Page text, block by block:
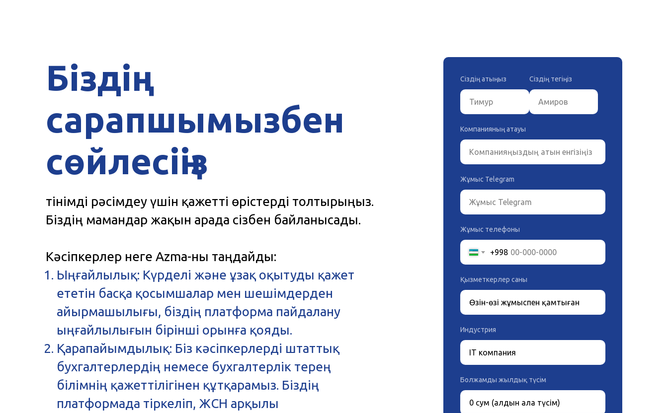
Біздің
сарапшымызбен
сөйлесіңіз
Өтінімді рәсімдеу үшін қажетті өрістерді толтырыңыз.
Біздің мамандар жақын арада сізбен байланысады.
Кәсіпкерлер неге Azma-ны таңдайды:
Ыңғайлылық: Күрделі және ұзақ оқытуды қажет
ететін басқа қосымшалар мен шешімдерден
айырмашылығы, біздің платформа пайдалану
ыңғайлылығын бірінші орынға қояды.
Қарапайымдылық: Біз кәсіпкерлерді штаттық
бухгалтерлердің немесе бухгалтерлік терең
білімнің қажеттілігінен құтқарамыз. Біздің
платформада тіркеліп, ЖСН арқылы
Сіздің атыңыз Сіздің тегіңіз
Компанияның атауы
Жұмыс Telegram
Жұмыс телефоны
+998
Қызметкерлер саны
Индустрия
Болжамды жылдық түсім